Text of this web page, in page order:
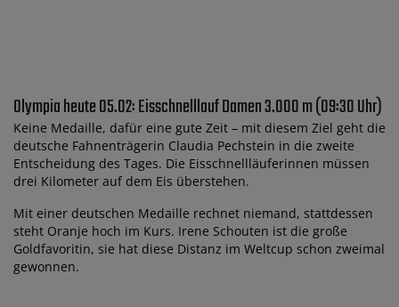
Olympia heute 05.02: Eisschnelllauf Damen 3.000 m (09:30 Uhr)
Keine Medaille, dafür eine gute Zeit – mit diesem Ziel geht die
deutsche Fahnenträgerin Claudia Pechstein in die zweite
Entscheidung des Tages. Die Eisschnellläuferinnen müssen
drei Kilometer auf dem Eis überstehen.
Mit einer deutschen Medaille rechnet niemand, stattdessen
steht Oranje hoch im Kurs. Irene Schouten ist die große
Goldfavoritin, sie hat diese Distanz im Weltcup schon zweimal
gewonnen.